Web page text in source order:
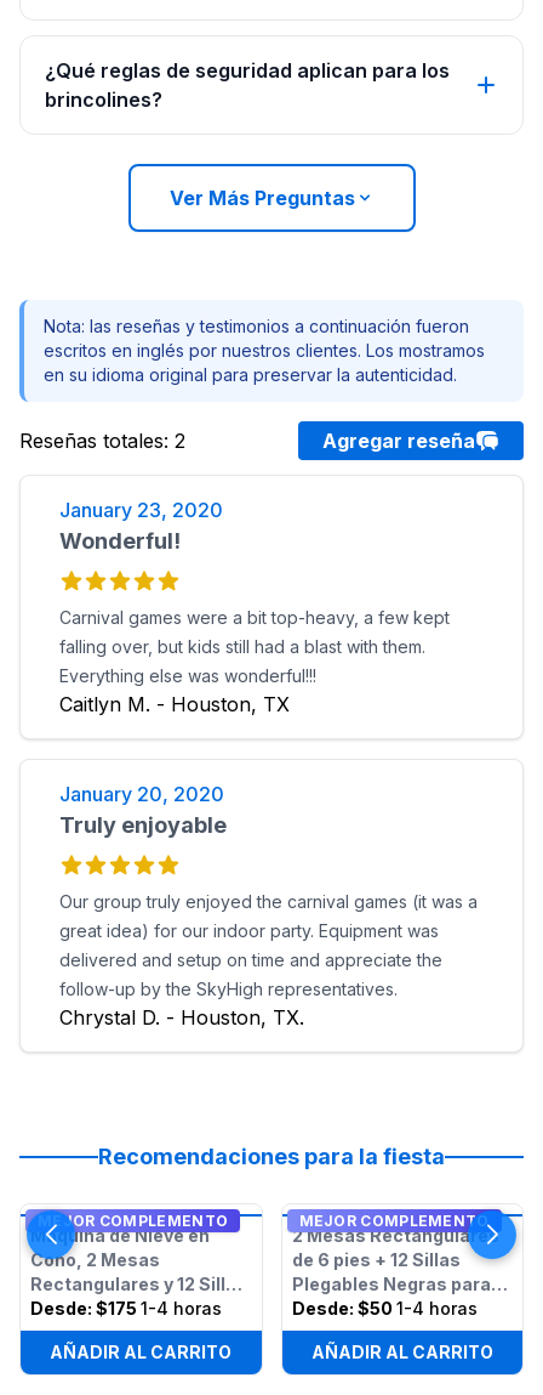
¿Qué reglas de seguridad aplican para los
brincolines?
Ver Más Preguntas
Nota: las reseñas y testimonios a continuación fueron
escritos en inglés por nuestros clientes. Los mostramos
en su idioma original para preservar la autenticidad.
Reseñas totales: 2 Agregar reseña
January 23, 2020
Wonderful!
Carnival games were a bit top-heavy, a few kept
falling over, but kids still had a blast with them.
Everything else was wonderful!!!
Caitlyn M. - Houston, TX
January 20, 2020
Truly enjoyable
Our group truly enjoyed the carnival games (it was a
great idea) for our indoor party. Equipment was
delivered and setup on time and appreciate the
follow-up by the SkyHigh representatives.
Chrystal D. - Houston, TX.
Recomendaciones para la fiesta
MEJOR COMPLEMENTO
Máquina de Nieve en
Cono, 2 Mesas
Rectangulares y 12 Sillas
- Paquete
Desde: $175 1-4 horas
AÑADIR AL CARRITO
MEJOR COMPLEMENTO
2 Mesas Rectangulares
de 6 pies + 12 Sillas
Plegables Negras para
Adultos
Desde: $50 1-4 horas
AÑADIR AL CARRITO